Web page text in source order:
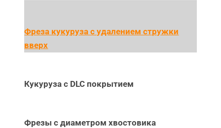
Фреза кукуруза с удалением стружки
вверх
Кукуруза с DLC покрытием
Фрезы с диаметром хвостовика